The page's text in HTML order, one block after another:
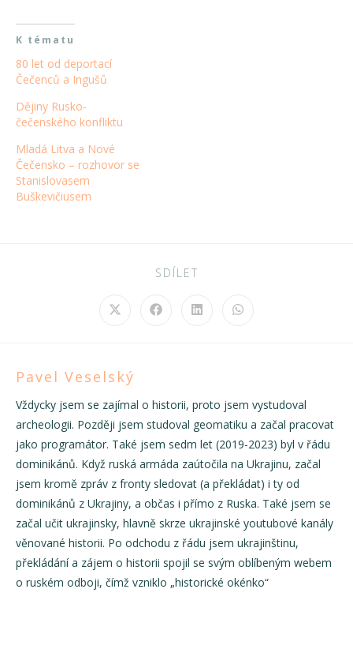
K tématu
80 let od deportací
Čečenců a Ingušů
Dějiny Rusko-
čečenského konfliktu
Mladá Litva a Nové
Čečensko – rozhovor se
Stanislovasem
Buškevičiusem
SDÍLET
Opens
Opens Opens Opens
Pavel Veselský
Vždycky jsem se zajímal o historii, proto jsem vystudoval
archeologii. Později jsem studoval geomatiku a začal pracovat
jako programátor. Také jsem sedm let (2019-2023) byl v řádu
dominikánů. Když ruská armáda zaútočila na Ukrajinu, začal
jsem kromě zpráv z fronty sledovat (a překládat) i ty od
dominikánů z Ukrajiny, a občas i přímo z Ruska. Také jsem se
začal učit ukrajinsky, hlavně skrze ukrajinské youtubové kanály
věnované historii. Po odchodu z řádu jsem ukrajinštinu,
překládání a zájem o historii spojil se svým oblíbeným webem
o ruském odboji, čímž vzniklo „historické okénko“